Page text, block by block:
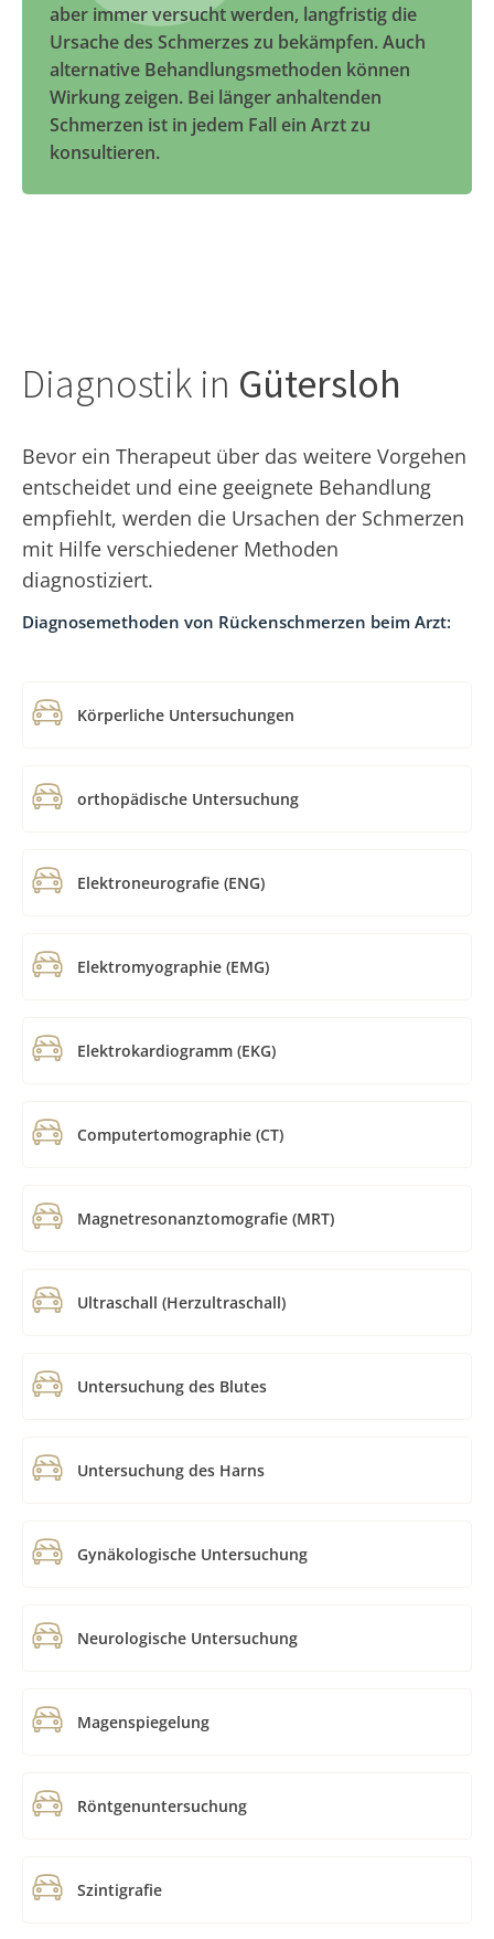
aber immer versucht werden, langfristig die
Ursache des Schmerzes zu bekämpfen. Auch
alternative Behandlungsmethoden können
Wirkung zeigen. Bei länger anhaltenden
Schmerzen ist in jedem Fall ein Arzt zu
konsultieren.
Diagnostik in Gütersloh
Bevor ein Therapeut über das weitere Vorgehen
entscheidet und eine geeignete Behandlung
empfiehlt, werden die Ursachen der Schmerzen
mit Hilfe verschiedener Methoden
diagnostiziert.
Diagnosemethoden von Rückenschmerzen beim Arzt:
Körperliche Untersuchungen
orthopädische Untersuchung
Elektroneurografie (ENG)
Elektromyographie (EMG)
Elektrokardiogramm (EKG)
Computertomographie (CT)
Magnetresonanztomografie (MRT)
Ultraschall (Herzultraschall)
Untersuchung des Blutes
Untersuchung des Harns
Gynäkologische Untersuchung
Neurologische Untersuchung
Magenspiegelung
Röntgenuntersuchung
Szintigrafie